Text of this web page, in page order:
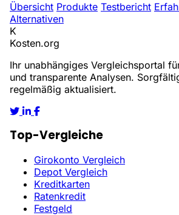
Übersicht Produkte Testbericht
Alternativen
K
Kosten.org
Ihr unabhängiges Vergleichsportal
und transparente Analysen.
regelmäßig aktualisiert.
Top-Vergleiche
Girokonto Vergleich
Depot Vergleich
Kreditkarten
Ratenkredit
Festgeld